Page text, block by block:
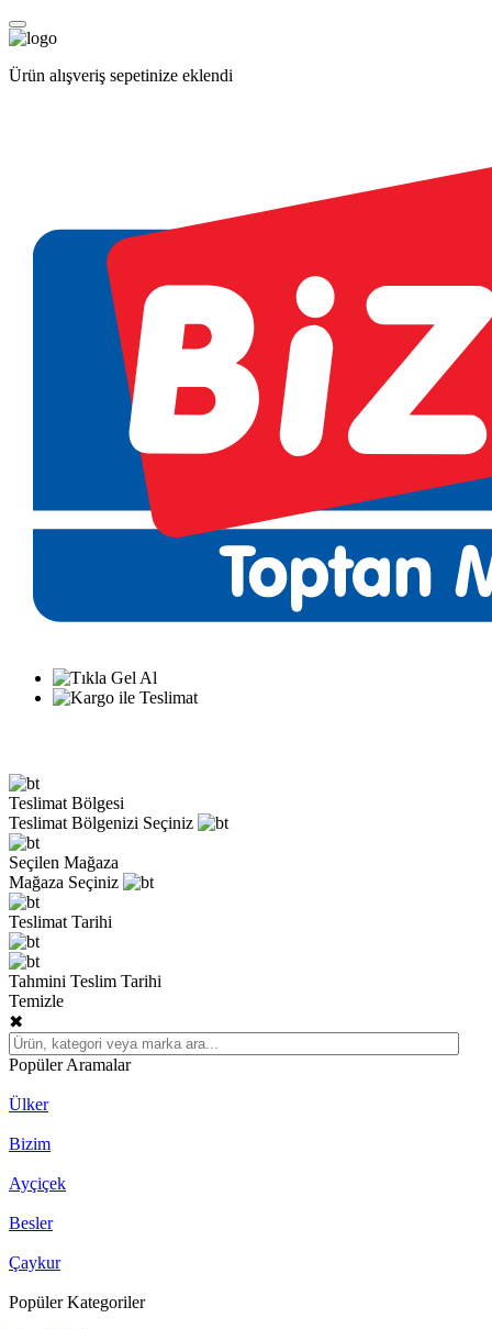
Ürün alışveriş sepetinize eklendi
Teslimat Bölgesi
Teslimat Bölgenizi Seçiniz
Seçilen Mağaza
Mağaza Seçiniz
Teslimat Tarihi
Tahmini Teslim Tarihi
Temizle
✖
Popüler Aramalar
Ülker
Bizim
Ayçiçek
Besler
Çaykur
Popüler Kategoriler